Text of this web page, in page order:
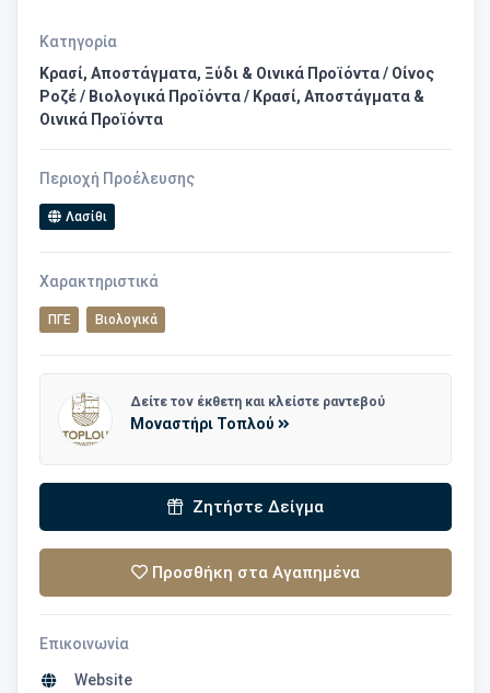
Κατηγορία
Κρασί, Αποστάγματα, Ξύδι & Οινικά Προϊόντα / Οίνος
Ροζέ / Βιολογικά Προϊόντα / Κρασί, Αποστάγματα &
Οινικά Προϊόντα
Περιοχή Προέλευσης
Λασίθι
Χαρακτηριστικά
ΠΓΕ Βιολογικά
Δείτε τον έκθετη και κλείστε ραντεβού
Μοναστήρι Τοπλού
Ζητήστε Δείγμα
Προσθήκη στα Αγαπημένα
Επικοινωνία
Website